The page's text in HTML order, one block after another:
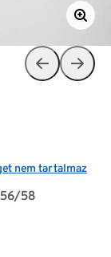
nem tartalmaz
58